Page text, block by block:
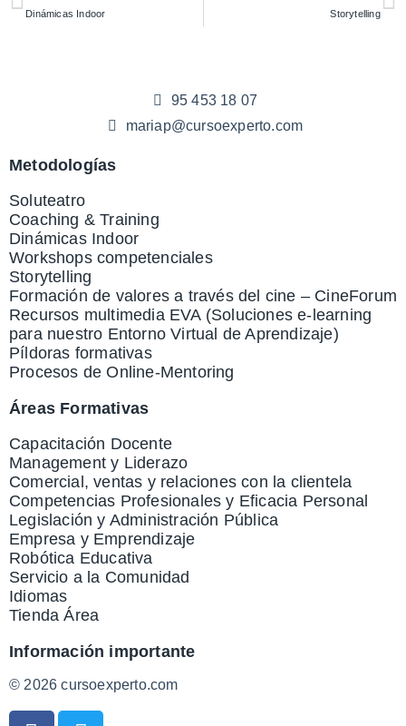
Dinámicas Indoor Storytelling
95 453 18 07
mariap@cursoexperto.com
Metodologías
Soluteatro
Coaching & Training
Dinámicas Indoor
Workshops competenciales
Storytelling
Formación de valores a través del cine – CineForum
Recursos multimedia EVA (Soluciones e-learning
para nuestro Entorno Virtual de Aprendizaje)
Píldoras formativas
Procesos de Online-Mentoring
Áreas Formativas
Capacitación Docente
Management y Liderazo
Comercial, ventas y relaciones con la clientela
Competencias Profesionales y Eficacia Personal
Legislación y Administración Pública
Empresa y Emprendizaje
Robótica Educativa
Servicio a la Comunidad
Idiomas
Tienda Área
Información importante
© 2026 cursoexperto.com